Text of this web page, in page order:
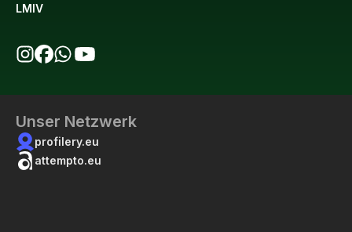
LMIV
Unser Netzwerk
profilery.eu
attempto.eu